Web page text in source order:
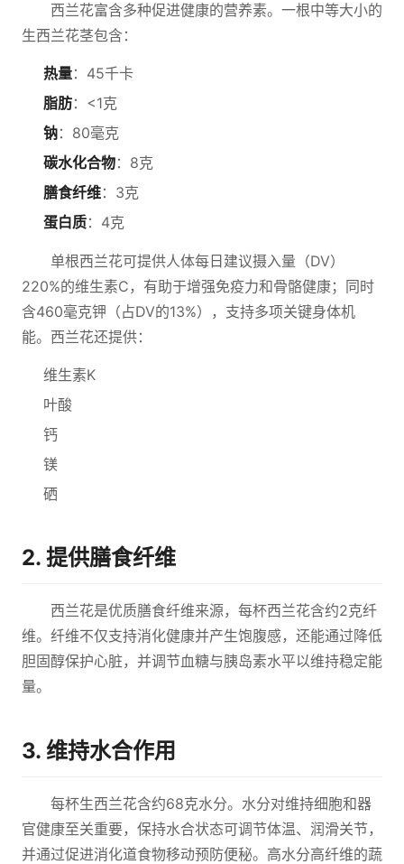
西兰花富含多种促进健康的营养素。一根中等大小的
生西兰花茎包含：
热量：45千卡
脂肪：<1克
钠：80毫克
碳水化合物：8克
膳食纤维：3克
蛋白质：4克
单根西兰花可提供人体每日建议摄入量（DV）
220%的维生素C，有助于增强免疫力和骨骼健康；同时
含460毫克钾（占DV的13%），支持多项关键身体机
能。西兰花还提供：
维生素K
叶酸
钙
镁
硒
2. 提供膳食纤维
西兰花是优质膳食纤维来源，每杯西兰花含约2克纤
维。纤维不仅支持消化健康并产生饱腹感，还能通过降低
胆固醇保护心脏，并调节血糖与胰岛素水平以维持稳定能
量。
3. 维持水合作用
每杯生西兰花含约68克水分。水分对维持细胞和器
官健康至关重要，保持水合状态可调节体温、润滑关节，
并通过促进消化道食物移动预防便秘。高水分高纤维的蔬